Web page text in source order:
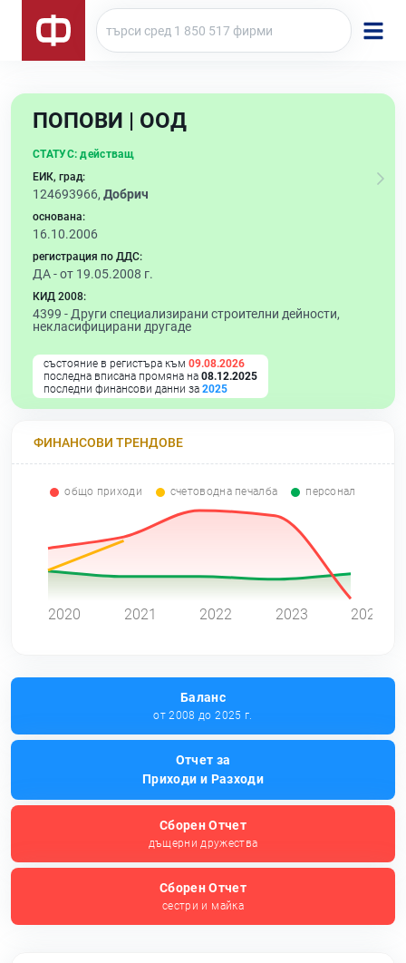
ПОПОВИ | ООД
СТАТУС: действащ
ЕИК, град:
124693966, Добрич
основана:
16.10.2006
регистрация по ДДС:
ДА - от 19.05.2008 г.
КИД 2008:
4399 - Други специализирани строителни дейности,
некласифицирани другаде
състояние в регистъра към 09.08.2026
последна вписана промяна на 08.12.2025
последни финансови данни за 2025
ФИНАНСОВИ ТРЕНДОВЕ
общо приходи счетоводна печалба персонал
2020 2021 2022 2023 2024
Баланс
от 2008 до 2025 г.
Отчет за
Приходи и Разходи
Сборен Отчет
дъщерни дружества
Сборен Отчет
сестри и майка